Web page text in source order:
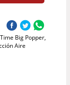
Big Popper,
Aire